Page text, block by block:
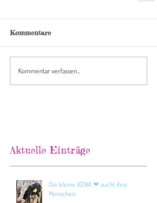
Kommentare
Kommentar verfassen...
Aktuelle Einträge
Die kleine XENA ❤ sucht ihre
Menschen.